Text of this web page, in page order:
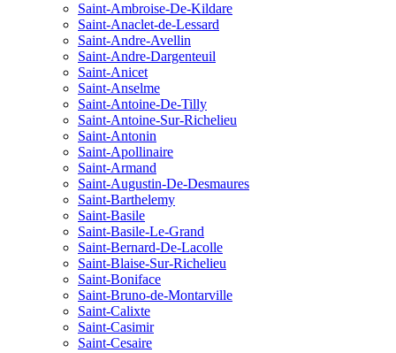
Saint-Ambroise-De-Kildare
Saint-Anaclet-de-Lessard
Saint-Andre-Avellin
Saint-Andre-Dargenteuil
Saint-Anicet
Saint-Anselme
Saint-Antoine-De-Tilly
Saint-Antoine-Sur-Richelieu
Saint-Antonin
Saint-Apollinaire
Saint-Armand
Saint-Augustin-De-Desmaures
Saint-Barthelemy
Saint-Basile
Saint-Basile-Le-Grand
Saint-Bernard-De-Lacolle
Saint-Blaise-Sur-Richelieu
Saint-Boniface
Saint-Bruno-de-Montarville
Saint-Calixte
Saint-Casimir
Saint-Cesaire